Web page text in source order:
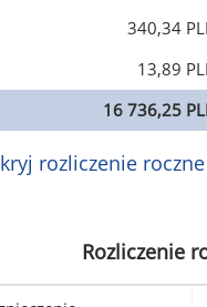
340,34
13,89
16 736,25
rozliczenie roczne
Rozliczenie